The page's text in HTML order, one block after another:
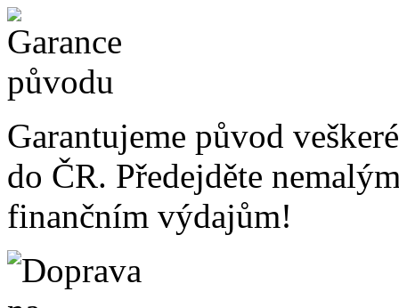
Garantujeme původ
do ČR. Předejděte
finančním výdajům!